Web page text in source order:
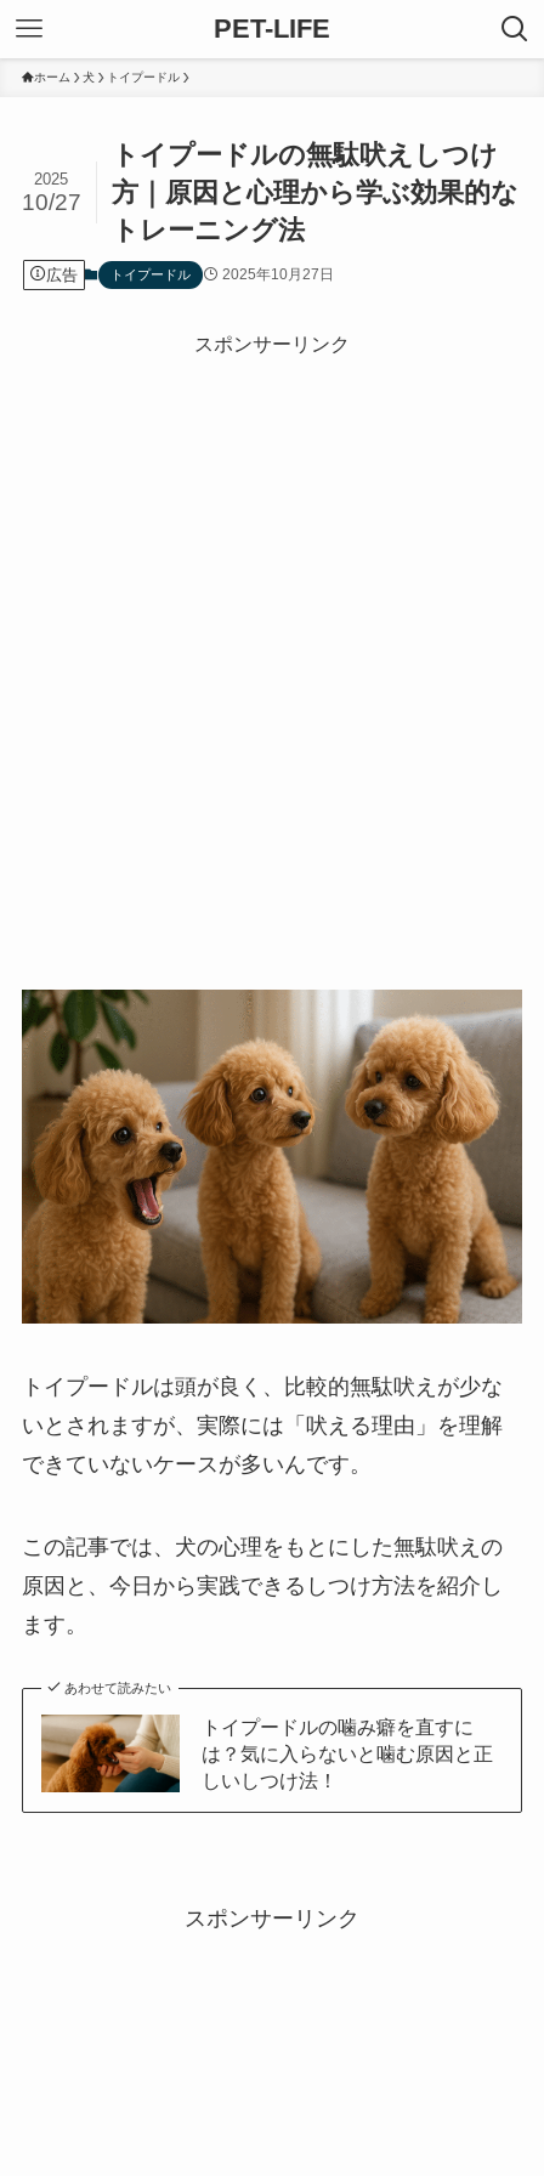
PET-LIFE
ホーム 犬 トイプードル
トイプードルの無駄吠えしつけ
方｜原因と心理から学ぶ効果的な
トレーニング法
2025
10/27
広告 トイプードル 2025年10月27日
スポンサーリンク
トイプードルは頭が良く、比較的無駄吠えが少な
いとされますが、実際には「吠える理由」を理解
できていないケースが多いんです。
この記事では、犬の心理をもとにした無駄吠えの
原因と、今日から実践できるしつけ方法を紹介し
ます。
あわせて読みたい
トイプードルの噛み癖を直すに
は？気に入らないと噛む原因と正
しいしつけ法！
スポンサーリンク